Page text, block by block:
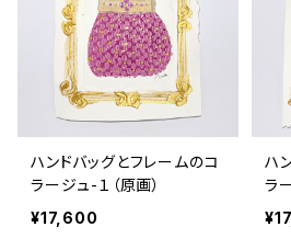
ハンドバッグとフレームのコ
ラージュ-１（原画）
¥17,600
ハ
ラ